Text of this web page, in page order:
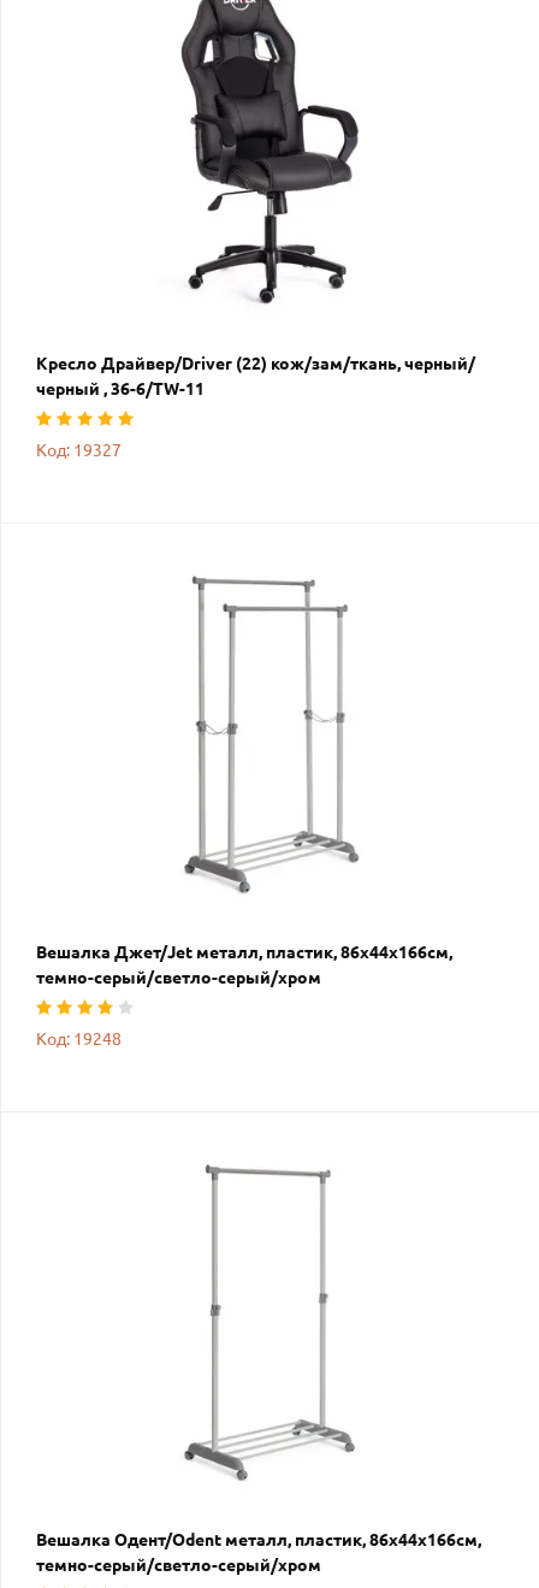
Кресло Драйвер/Driver (22) кож/зам/ткань, черный/
черный , 36-6/TW-11
Код: 19327
Вешалка Джет/Jet металл, пластик, 86х44х166см,
темно-серый/светло-серый/хром
Код: 19248
Вешалка Одент/Odent металл, пластик, 86х44х166см,
темно-серый/светло-серый/хром